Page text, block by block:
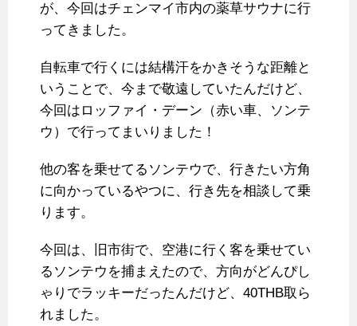
が、今回はチェンマイ市内の薬草サウナに行
ってきました。
自転車で行くには結構汗をかきそうな距離と
いうことで、今まで敬遠していたんだけど、
今回はロッファイ・デーン（赤い車、ソンテ
ウ）で行ってまいりました！
他の客を乗せてるソンテウで、行きたい方角
に向かっているやつに、行き先を相談して乗
ります。
今回は、旧市街で、空港に行く客を乗せてい
るソンテウを捕まえたので、方向がどんぴし
ゃりでラッキーだったんだけど、40THB取ら
れました。